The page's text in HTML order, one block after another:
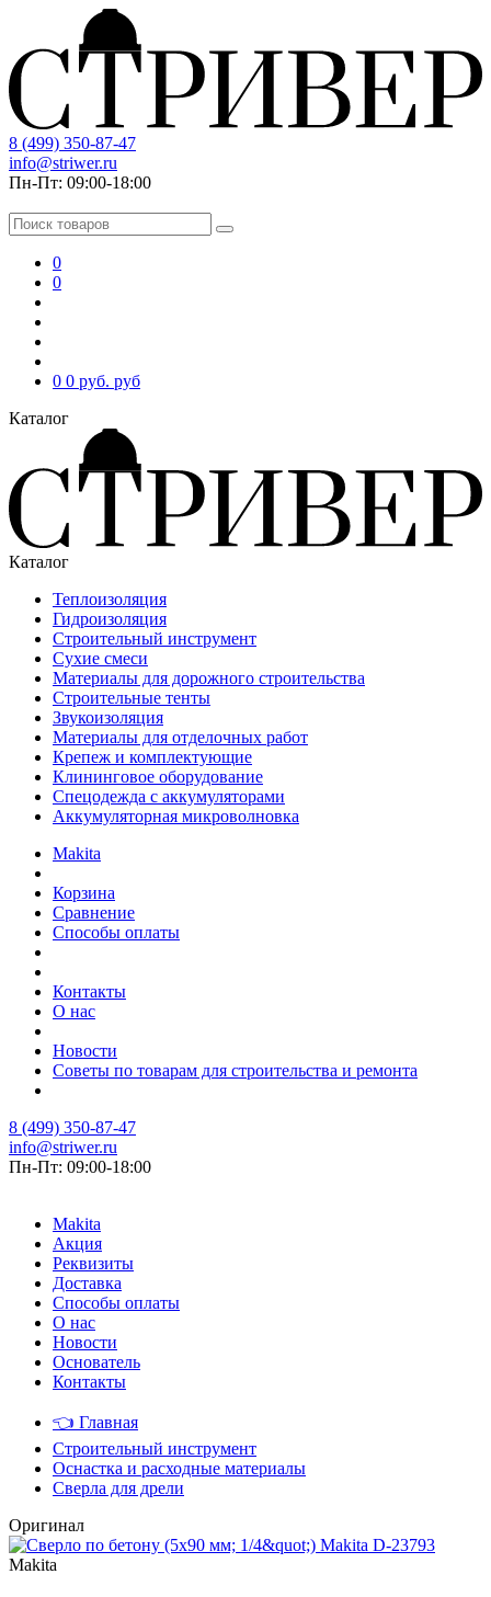
8 (499) 350-87-47
info@striwer.ru
Пн-Пт: 09:00-18:00
0
0
0 0 руб. руб
Каталог
Каталог
Теплоизоляция
Гидроизоляция
Строительный инструмент
Сухие смеси
Материалы для дорожного строительства
Строительные тенты
Звукоизоляция
Материалы для отделочных работ
Крепеж и комплектующие
Клининговое оборудование
Спецодежда с аккумуляторами
Аккумуляторная микроволновка
Makita
Корзина
Сравнение
Способы оплаты
Контакты
О нас
Новости
Советы по товарам для строительства и ремонта
8 (499) 350-87-47
info@striwer.ru
Пн-Пт: 09:00-18:00
Makita
Акция
Реквизиты
Доставка
Способы оплаты
О нас
Новости
Основатель
Контакты
👈 Главная
Строительный инструмент
Оснастка и расходные материалы
Сверла для дрели
Оригинал
Makita